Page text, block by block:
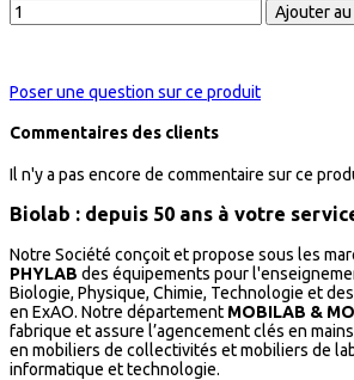
Poser une question sur ce produit
Commentaires des clients
Il n'y a pas encore de commentaire sur ce
Biolab : depuis 50 ans à votre
Notre Société conçoit et propose sous les
PHYLAB des équipements pour
Biologie, Physique, Chimie, Technologie et
en ExAO. Notre département MOBILAB &
fabrique et assure l’agencement clés en
en mobiliers de collectivités et mobiliers de
informatique et technologie.